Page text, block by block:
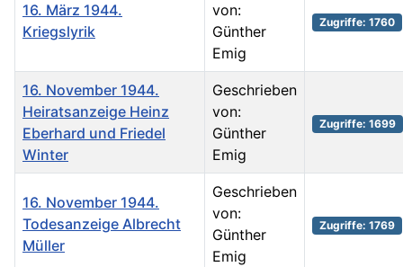
16. März 1944.
Kriegslyrik
von:
Günther
Emig
Zugriffe: 1760
16. November 1944.
Heiratsanzeige Heinz
Eberhard und Friedel
Winter
Geschrieben
von:
Günther
Emig
Zugriffe: 1699
16. November 1944.
Todesanzeige Albrecht
Müller
Geschrieben
von:
Günther
Emig
Zugriffe: 1769